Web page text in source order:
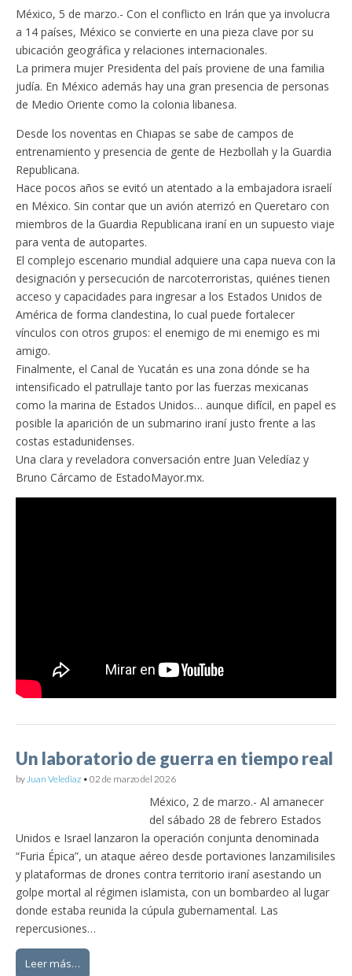
México, 5 de marzo.- Con el conflicto en Irán que ya involucra
a 14 países, México se convierte en una pieza clave por su
ubicación geográfica y relaciones internacionales.
La primera mujer Presidenta del país proviene de una familia
judía. En México además hay una gran presencia de personas
de Medio Oriente como la colonia libanesa.
Desde los noventas en Chiapas se sabe de campos de
entrenamiento y presencia de gente de Hezbollah y la Guardia
Republicana.
Hace pocos años se evitó un atentado a la embajadora israelí
en México. Sin contar que un avión aterrizó en Queretaro con
miembros de la Guardia Republicana iraní en un supuesto viaje
para venta de autopartes.
El complejo escenario mundial adquiere una capa nueva con la
designación y persecución de narcoterroristas, quiénes tienen
acceso y capacidades para ingresar a los Estados Unidos de
América de forma clandestina, lo cual puede fortalecer
vínculos con otros grupos: el enemigo de mi enemigo es mi
amigo.
Finalmente, el Canal de Yucatán es una zona dónde se ha
intensificado el patrullaje tanto por las fuerzas mexicanas
como la marina de Estados Unidos… aunque difícil, en papel es
posible la aparición de un submarino iraní justo frente a las
costas estadunidenses.
Una clara y reveladora conversación entre Juan Veledíaz y
Bruno Cárcamo de EstadoMayor.mx.
Un laboratorio de guerra en tiempo real
byJuan Velediaz • 02 de marzo del 2026
México, 2 de marzo.- Al amanecer
del sábado 28 de febrero Estados
Unidos e Israel lanzaron la operación conjunta denominada
“Furia Épica”, un ataque aéreo desde portaviones lanzamilisiles
y plataformas de drones contra territorio iraní asestando un
golpe mortal al régimen islamista, con un bombardeo al lugar
donde estaba reunida la cúpula gubernamental. Las
repercusiones…
Leer más…